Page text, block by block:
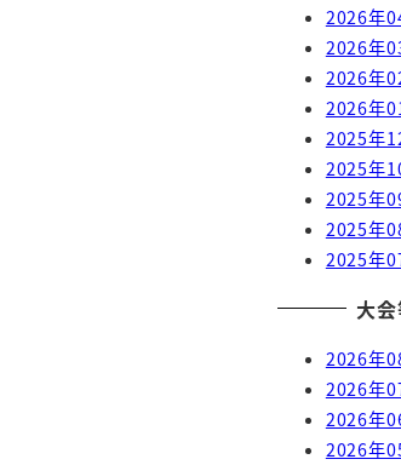
2026年
2026年
2026年
2026年
2025年
2025年
2025年
2025年
2025年
大
2026年
2026年
2026年
2026年